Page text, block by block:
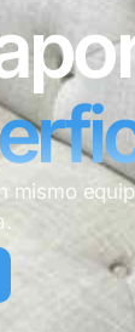
mismo